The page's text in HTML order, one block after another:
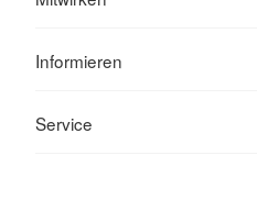
Informieren
Service